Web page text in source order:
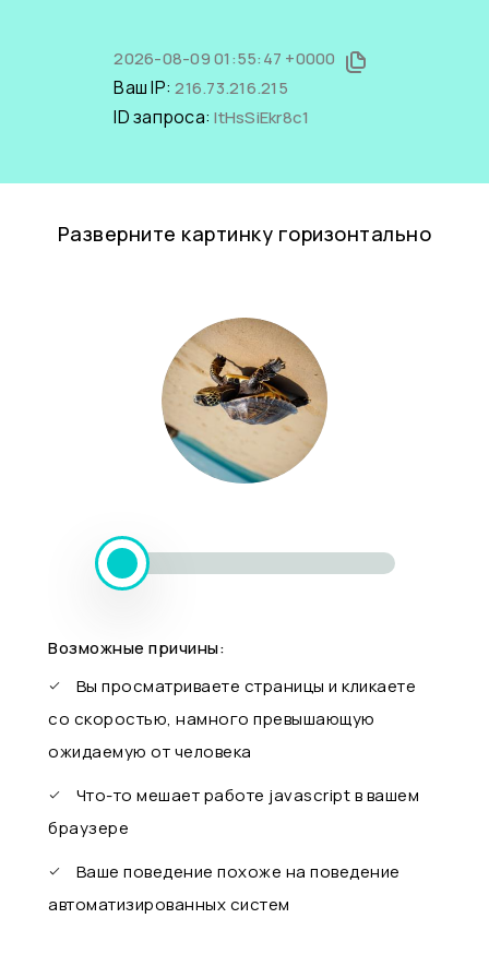
2026-08-09 01:55:47 +0000
Ваш IP:216.73.216.215
ID запроса:ltHsSiEkr8c1
Разверните картинку горизонтально
Возможные причины:
Вы просматриваете страницы и кликаете
со скоростью, намного превышающую
ожидаемую от человека
Что-то мешает работе javascript в вашем
браузере
Ваше поведение похоже на поведение
автоматизированных систем